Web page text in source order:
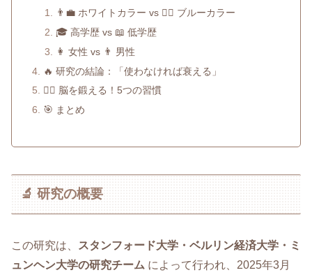
👨‍💼 ホワイトカラー vs 👷‍♂️ ブルーカラー
🎓 高学歴 vs 📖 低学歴
👩 女性 vs 👨 男性
🔥 研究の結論：「使わなければ衰える」
🏋️‍♂️ 脳を鍛える！5つの習慣
🎯 まとめ
🔬 研究の概要
この研究は、
スタンフォード大学・ベルリン経済大学・ミ
ュンヘン大学の研究チーム によって行われ、2025年3月